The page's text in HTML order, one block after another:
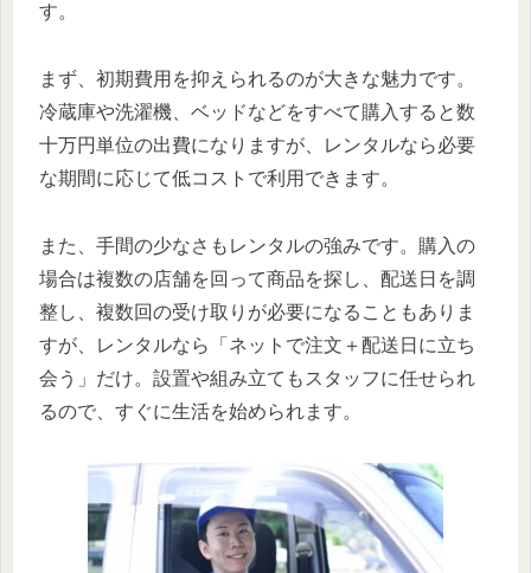
す。
まず、初期費用を抑えられるのが大きな魅力です。
冷蔵庫や洗濯機、ベッドなどをすべて購入すると数
十万円単位の出費になりますが、レンタルなら必要
な期間に応じて低コストで利用できます。
また、手間の少なさもレンタルの強みです。購入の
場合は複数の店舗を回って商品を探し、配送日を調
整し、複数回の受け取りが必要になることもありま
すが、レンタルなら「ネットで注文＋配送日に立ち
会う」だけ。設置や組み立てもスタッフに任せられ
るので、すぐに生活を始められます。